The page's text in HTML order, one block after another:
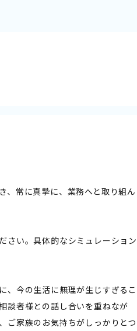
、常に真摯に、業務へと取り組ん
さい。具体的なシミュレーション
、今の生活に無理が生じすぎるこ
談者様との話し合いを重ねなが
ご家族のお気持ちがしっかりとつ